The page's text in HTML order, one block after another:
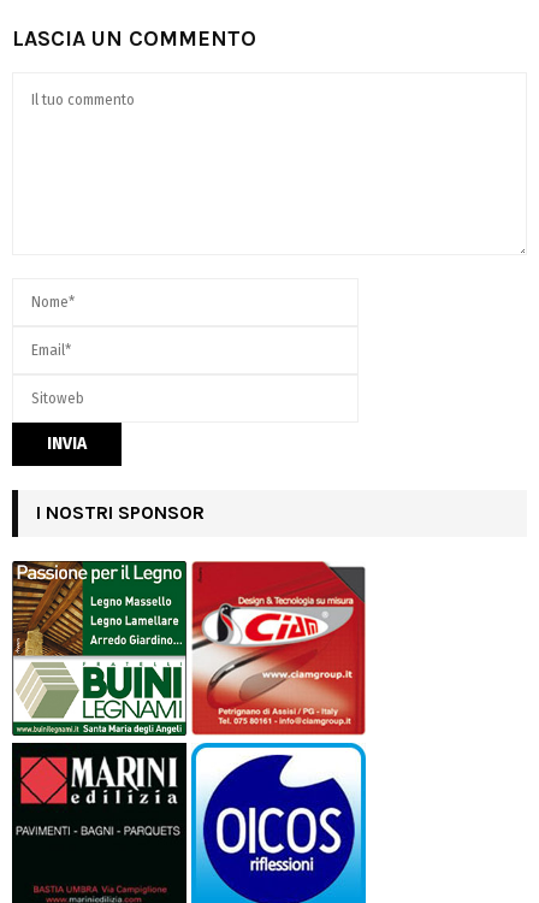
LASCIA UN COMMENTO
I NOSTRI SPONSOR